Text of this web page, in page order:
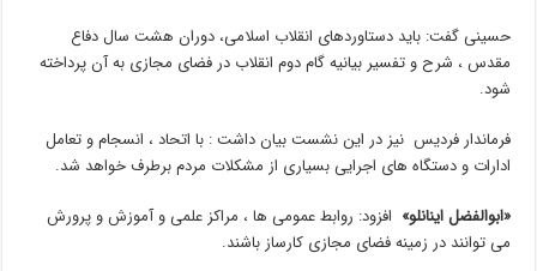
حسینی گفت: باید دستاوردهای انقلاب اسلامی، دوران هشت سال دفاع
مقدس ، شرح و تفسیر بیانیه گام دوم انقلاب در فضای مجازی به آن پرداخته
شود.
فرماندار فردیس نیز در این نشست بیان داشت : با اتحاد ، انسجام و تعامل
ادارات و دستگاه های اجرایی بسیاری از مشکلات مردم برطرف خواهد شد.
«ابوالفضل اینانلو» افزود: روابط عمومی ها ، مراکز علمی و آموزش و پرورش
می توانند در زمینه فضای مجازی کارساز باشند.